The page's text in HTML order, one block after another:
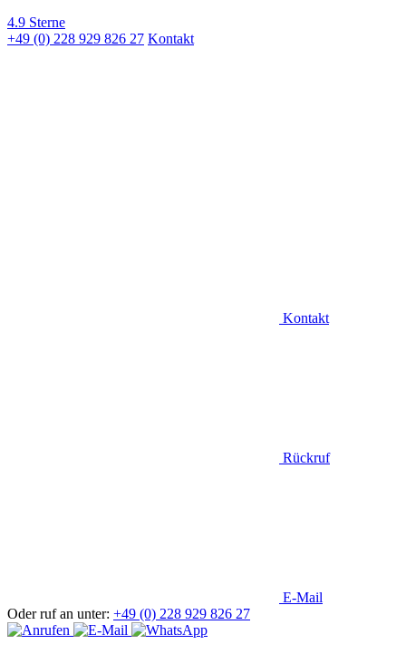
4.9 Sterne
+49 (0) 228 929 826 27 Kontakt
Kontakt
Rückruf
E-Mail
Oder ruf an unter: +49 (0) 228 929 826 27